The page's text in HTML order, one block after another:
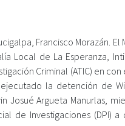
Francisco Morazán.
Local de La Esperanza,
Criminal (ATIC) en
la detención de
Josué Argueta Manurlas,
de Investigaciones (DPI)